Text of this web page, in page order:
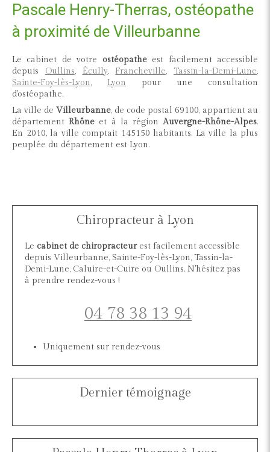
Pascale Henry-Therras, ostéopathe
à proximité de Villeurbanne
Le cabinet de votre ostéopatheest facilement accessible
depuis Oullins, Écully, Francheville, Tassin-la-Demi-Lune,
Sainte-Foy-lès-Lyon, Lyon pour une consultation
d'ostéopathe.
La ville de Villeurbanne, de code postal 69100, appartient au
départementRhône et à la régionAuvergne-Rhône-Alpes.
En 2010, la ville comptait 145150 habitants. La ville la plus
peuplée du département est Lyon.
Chiropracteur à Lyon
Le cabinet de chiropracteurest facilement accessible
depuis Villeurbanne, Sainte-Foy-lès-Lyon, Tassin-la-
Demi-Lune, Caluire-et-Cuire ou Oullins. N'hésitez pas
à prendre rendez-vous !
04 78 38 13 94
Uniquement sur rendez-vous
Dernier témoignage